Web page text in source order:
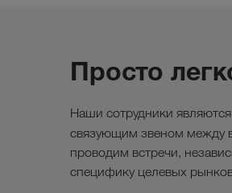
Просто
Наши сотрудники
связующим звеном между
проводим встречи,
специфику целевых